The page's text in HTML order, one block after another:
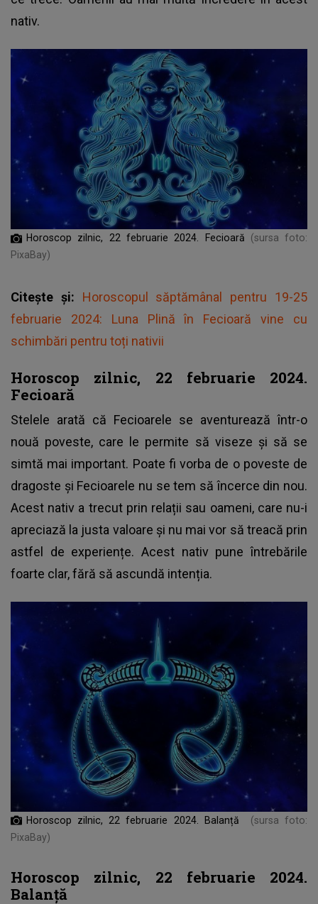
nativ.
Horoscop zilnic, 22 februarie 2024. Fecioară
(sursa foto:
PixaBay)
Citește și: Horoscopul săptămânal pentru 19-25
februarie 2024: Luna Plină în Fecioară vine cu
schimbări pentru toți nativii
Horoscop zilnic, 22 februarie 2024.
Fecioară
Stelele arată că Fecioarele se aventurează într-o
nouă poveste, care le permite să viseze și să se
simtă mai important. Poate fi vorba de o poveste de
dragoste și Fecioarele nu se tem să încerce din nou.
Acest nativ a trecut prin relații sau oameni, care nu-i
apreciază la justa valoare și nu mai vor să treacă prin
astfel de experiențe. Acest nativ pune întrebările
foarte clar, fără să ascundă intenția.
Horoscop zilnic, 22 februarie 2024. Balanță
(sursa foto:
PixaBay)
Horoscop zilnic, 22 februarie 2024.
Balanță